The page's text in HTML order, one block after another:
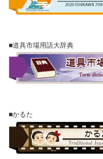
■道具市場用語大辞典
■かるた